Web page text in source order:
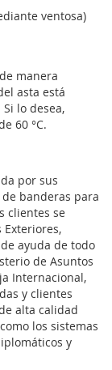
ventosa)
manera
asta está
lo desea,
60 °C.
por sus
banderas para
clientes se
ayuda de todo
de Asuntos
Internacional,
y clientes
alta calidad
los sistemas
y